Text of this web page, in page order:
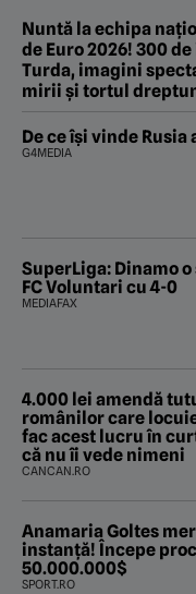
Nuntă la echipa
de Euro 2026! 300
Turda, imagini
mirii și tortul
De ce își vinde Rusia
G4MEDIA
SuperLiga: Dinamo
FC Voluntari cu 4-0
MEDIAFAX
4.000 lei amendă
românilor care
fac acest lucru în
că nu îi vede nimeni
CANCAN.RO
Anamaria Goltes
instanță! Începe
50.000.000$
SPORT.RO